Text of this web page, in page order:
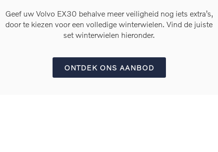
Geef uw Volvo EX30 behalve meer veiligheid nog iets extra’s,
door te kiezen voor een volledige winterwielen. Vind de juiste
set winterwielen hieronder.
ONTDEK ONS AANBOD